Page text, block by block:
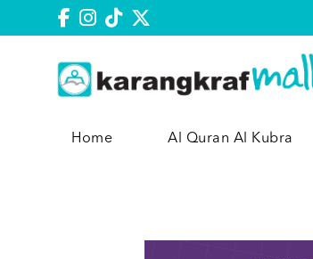
Home Al Quran Al Kubra